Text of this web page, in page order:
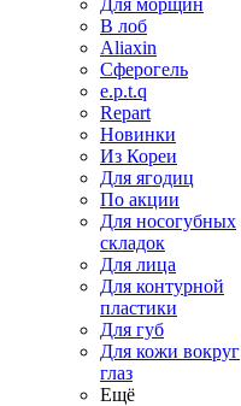
Для морщин
В лоб
Aliaxin
Сферогель
e.p.t.q
Repart
Новинки
Из Кореи
Для ягодиц
По акции
Для носогубных
складок
Для лица
Для контурной
пластики
Для губ
Для кожи вокруг
глаз
Ещё